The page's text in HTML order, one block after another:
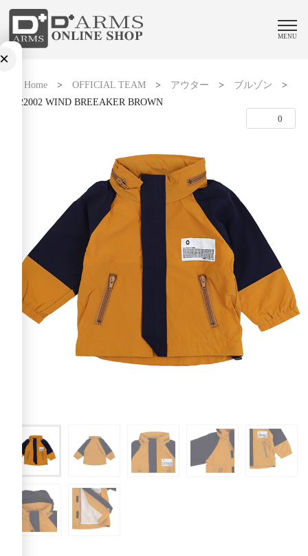
MENU
Home> OFFICIAL TEAM> アウター > ブルゾン >
1122002 WIND BREEAKER BROWN
0
×